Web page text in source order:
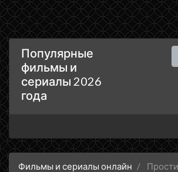
Популярные
фильмы и
сериалы 2026
года
Фильмы и сериалы онлайн